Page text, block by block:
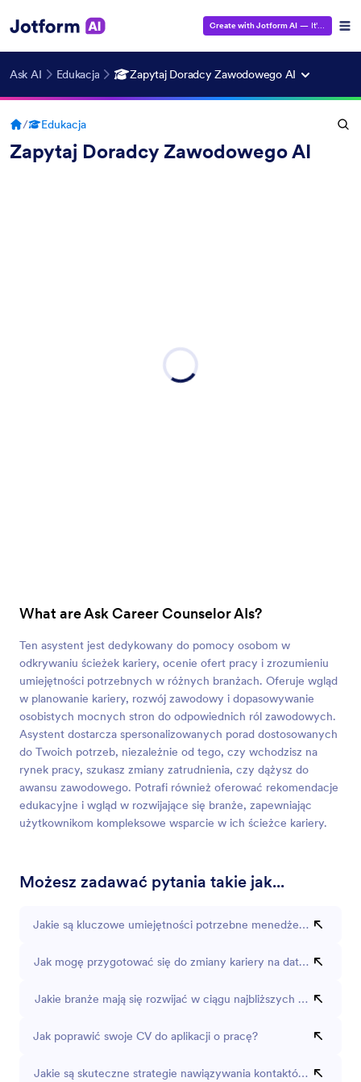
Create with Jotform AI — It's Free!
Ask AI Edukacja Zapytaj Doradcy Zawodowego AI
/ Edukacja
Zapytaj Doradcy Zawodowego AI
What are Ask Career Counselor AIs?
Ten asystent jest dedykowany do pomocy osobom w
odkrywaniu ścieżek kariery, ocenie ofert pracy i zrozumieniu
umiejętności potrzebnych w różnych branżach. Oferuje wgląd
w planowanie kariery, rozwój zawodowy i dopasowywanie
osobistych mocnych stron do odpowiednich ról zawodowych.
Asystent dostarcza spersonalizowanych porad dostosowanych
do Twoich potrzeb, niezależnie od tego, czy wchodzisz na
rynek pracy, szukasz zmiany zatrudnienia, czy dążysz do
awansu zawodowego. Potrafi również oferować rekomendacje
edukacyjne i wgląd w rozwijające się branże, zapewniając
użytkownikom kompleksowe wsparcie w ich ścieżce kariery.
Możesz zadawać pytania takie jak...
Jakie są kluczowe umiejętności potrzebne menedżerowi
Jak mogę przygotować się do zmiany kariery na data science?
Jakie branże mają się rozwijać w ciągu najbliższych pięciu lat?
Jak poprawić swoje CV do aplikacji o pracę?
Jakie są skuteczne strategie nawiązywania kontaktów